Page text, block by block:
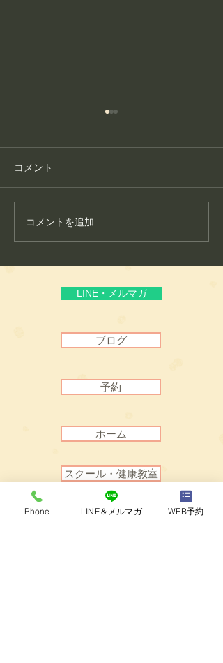
護身フィットネス教室が
生まれた理由
コメント
コメントを追加…
LINE・メルマガ
ブログ
予約
ホーム
スクール・健康教室
Phone LINE＆メルマガ WEB予約